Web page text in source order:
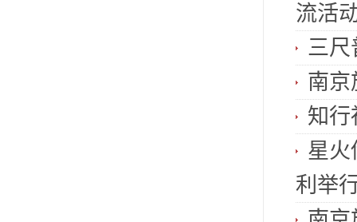
流活
三尺
南京
知行
星
利举